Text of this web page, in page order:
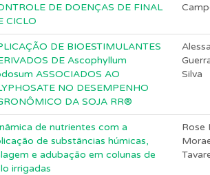
DE DOENÇAS DE FINAL
CICLO
DE BIOESTIMULANTES
DE Ascophyllum
ASSOCIADOS AO
NO DESEMPENHO
DA SOJA RR®
Silva
de nutrientes com a
de substâncias húmicas,
e adubação em colunas de
irrigadas
Rose